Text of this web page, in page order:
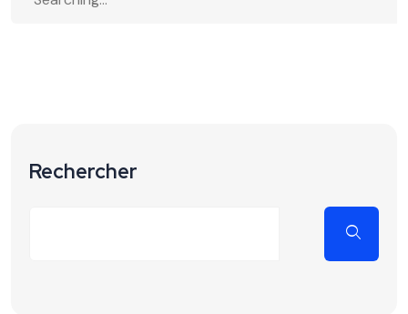
Rechercher